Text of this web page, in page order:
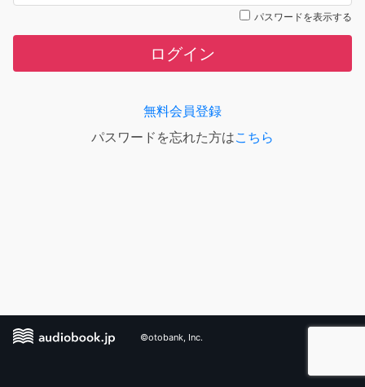
パスワードを表示する
ログイン
無料会員登録
パスワードを忘れた方はこちら
©otobank, Inc.